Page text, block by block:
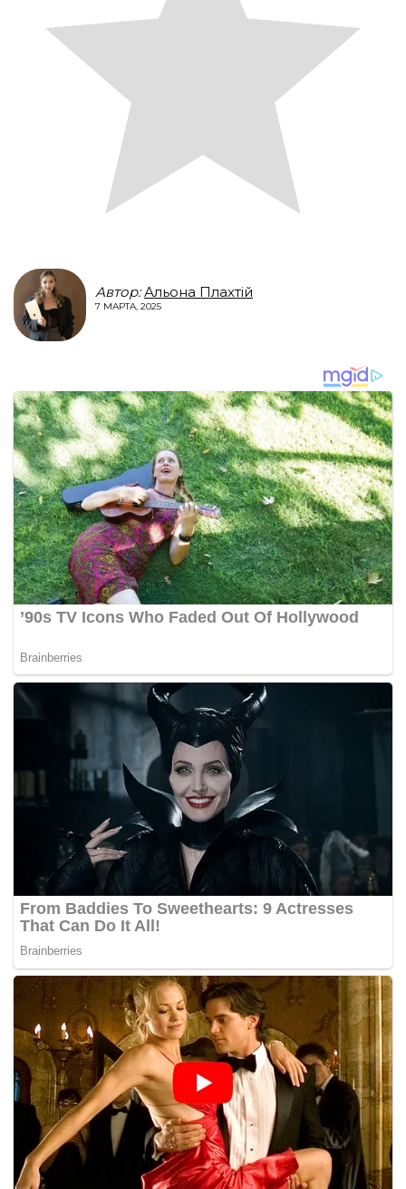
Автор: Альона Плахтій
7 МАРТА, 2025